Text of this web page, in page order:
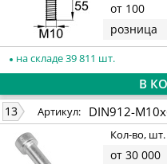
от 100
розница
на складе 39 811 шт.
В
13 Артикул: DIN912-
Кол-во, шт.
от 30 000